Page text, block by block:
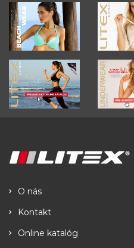
O nás
Kontakt
Online katalóg